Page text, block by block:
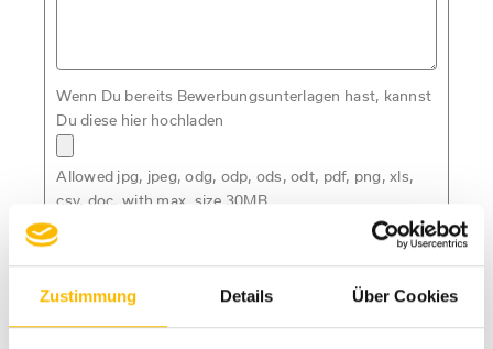
Zustimmung Details Über Cookies
Wenn Du bereits Bewerbungsunterlagen hast, kannst
Du diese hier hochladen
Allowed jpg, jpeg, odg, odp, ods, odt, pdf, png, xls,
csv, doc, with max. size 30MB
Hier kannst Du Deinen Lebenslauf hochladen
csv, doc, with max. size 30MB
Hier kannst Du weitere Dokumente hochladen